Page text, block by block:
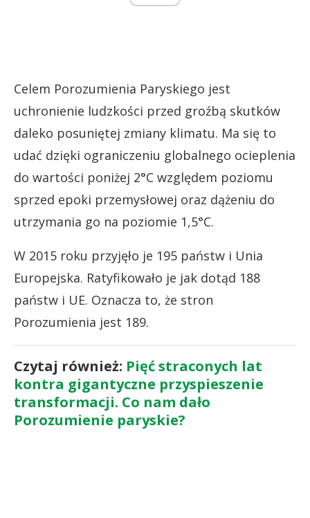
Celem Porozumienia Paryskiego jest
uchronienie ludzkości przed groźbą skutków
daleko posuniętej zmiany klimatu. Ma się to
udać dzięki ograniczeniu globalnego ocieplenia
do wartości poniżej 2°C względem poziomu
sprzed epoki przemysłowej oraz dążeniu do
utrzymania go na poziomie 1,5°C.
W 2015 roku przyjęło je 195 państw i Unia
Europejska. Ratyfikowało je jak dotąd 188
państw i UE. Oznacza to, że stron
Porozumienia jest 189.
Czytaj również: Pięć straconych lat
kontra gigantyczne przyspieszenie
transformacji. Co nam dało
Porozumienie paryskie?